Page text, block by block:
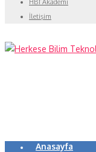
HBT Akademi
İletişim
Anasayfa